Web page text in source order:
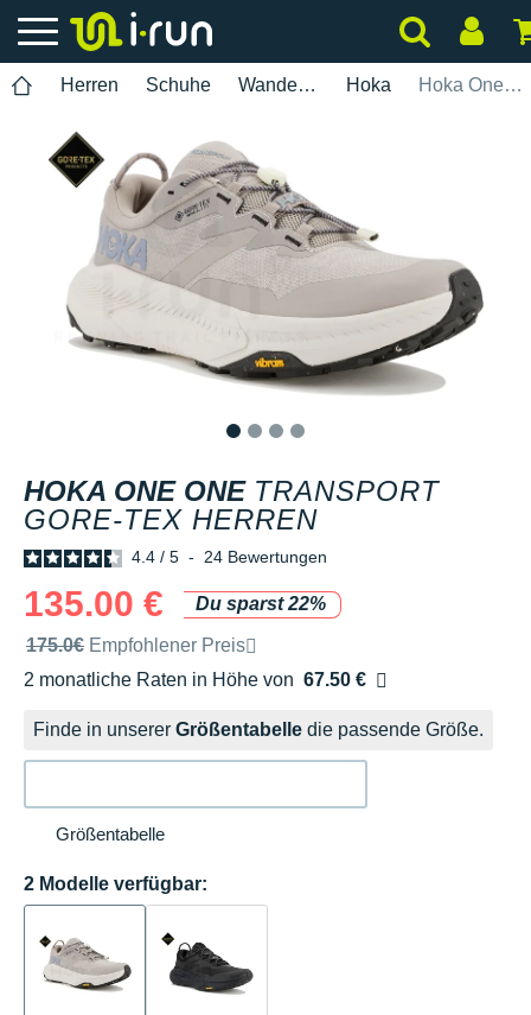
Herren Schuhe Wanderung Hoka Hoka One One Transport Gore-Tex Herren
HOKA ONE ONE TRANSPORT
GORE-TEX HERREN
4.4 / 5 - 24 Bewertungen
135.00 €
Du sparst 22%
Unverbindliche Preisempfehlung der Marke
175.0€ Empfohlener Preis
2 monatliche Raten in Höhe von 67.50 €
Ohne Zusatzkosten
Finde in unserer Größentabelle die passende Größe.
Größentabelle
2 Modelle verfügbar: